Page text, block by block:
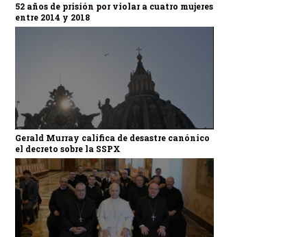
52 años de prisión por violar a cuatro mujeres
entre 2014 y 2018
Gerald Murray califica de desastre canónico
el decreto sobre la SSPX